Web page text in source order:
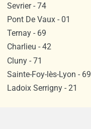
Sevrier - 74
Pont De Vaux - 01
Ternay - 69
Charlieu - 42
Cluny - 71
Sainte-Foy-lès-Lyon - 69
Ladoix Serrigny - 21